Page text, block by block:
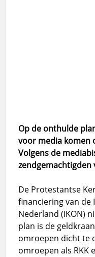
Op de onthulde
voor media komen
Volgens de
zendgemachtigden
De Protestantse
financiering van de
Nederland (IKON)
plan is de
omroepen dicht te
omroepen als RKK